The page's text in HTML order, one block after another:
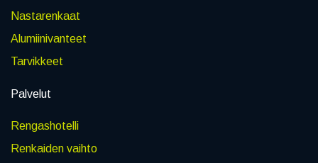
Nastarenkaat
Alumiinivanteet
Tarvikkeet
Palvelut
Rengashotelli
Renkaiden vaihto